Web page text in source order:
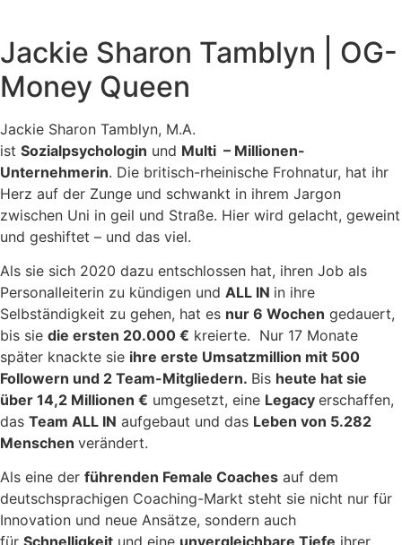
Jackie Sharon Tamblyn | OG-
Money Queen
Jackie Sharon Tamblyn, M.A.
ist Sozialpsychologin und Multi – Millionen-
Unternehmerin. Die britisch-rheinische Frohnatur, hat ihr
Herz auf der Zunge und schwankt in ihrem Jargon
zwischen Uni in geil und Straße. Hier wird gelacht, geweint
und geshiftet – und das viel.
Als sie sich 2020 dazu entschlossen hat, ihren Job als
Personalleiterin zu kündigen und ALL IN in ihre
Selbständigkeit zu gehen, hat es nur 6 Wochen gedauert,
bis sie die ersten 20.000 € kreierte. Nur 17 Monate
später knackte sie ihre erste Umsatzmillion mit 500
Followern und 2 Team-Mitgliedern. Bis heute hat sie
über 14,2 Millionen € umgesetzt, eine Legacy erschaffen,
das Team ALL IN aufgebaut und das Leben von 5.282
Menschen verändert.
Als eine der führenden Female Coaches auf dem
deutschsprachigen Coaching-Markt steht sie nicht nur für
Innovation und neue Ansätze, sondern auch